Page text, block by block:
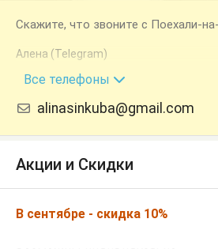
Скажите, что звоните с Поехали-
Алена (Telegram)
+7 (940) 963-41-06
Все телефоны
alinasinkuba@gmail.com
Акции и Скидки
В сентябре - скидка 10%